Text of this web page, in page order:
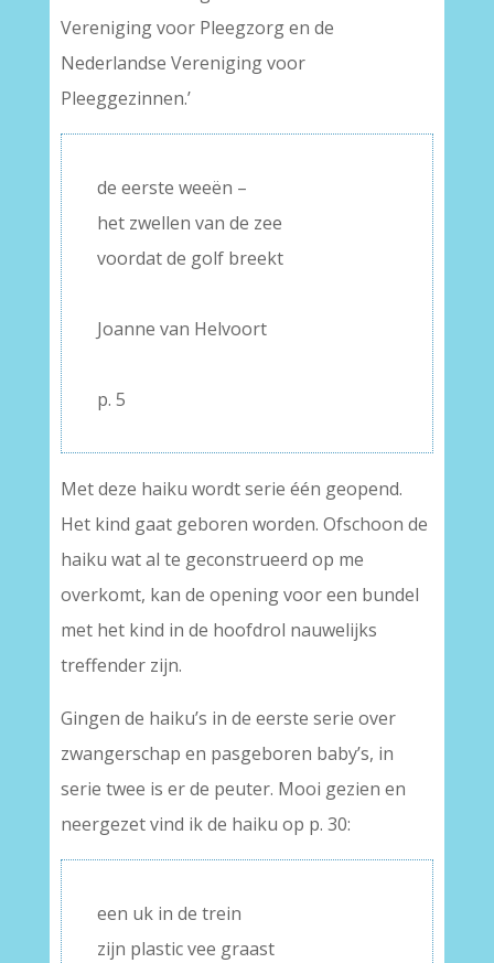
Vereniging voor Pleegzorg en de
Nederlandse Vereniging voor
Pleeggezinnen.’
de eerste weeën –
het zwellen van de zee
voordat de golf breekt
Joanne van Helvoort
p. 5
Met deze haiku wordt serie één geopend.
Het kind gaat geboren worden. Ofschoon de
haiku wat al te geconstrueerd op me
overkomt, kan de opening voor een bundel
met het kind in de hoofdrol nauwelijks
treffender zijn.
Gingen de haiku’s in de eerste serie over
zwangerschap en pasgeboren baby’s, in
serie twee is er de peuter. Mooi gezien en
neergezet vind ik de haiku op p. 30:
een uk in de trein
zijn plastic vee graast